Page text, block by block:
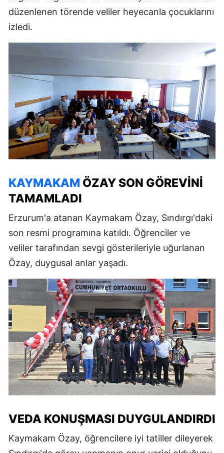
düzenlenen törende veliler heyecanla çocuklarını
izledi.
KAYMAKAM ÖZAY SON GÖREVINI
TAMAMLADI
Erzurum'a atanan Kaymakam Özay, Sındırgı'daki
son resmi programına katıldı. Öğrenciler ve
veliler tarafından sevgi gösterileriyle uğurlanan
Özay, duygusal anlar yaşadı.
VEDA KONUŞMASI DUYGULANDIRDI
Kaymakam Özay, öğrencilere iyi tatiller dileyerek